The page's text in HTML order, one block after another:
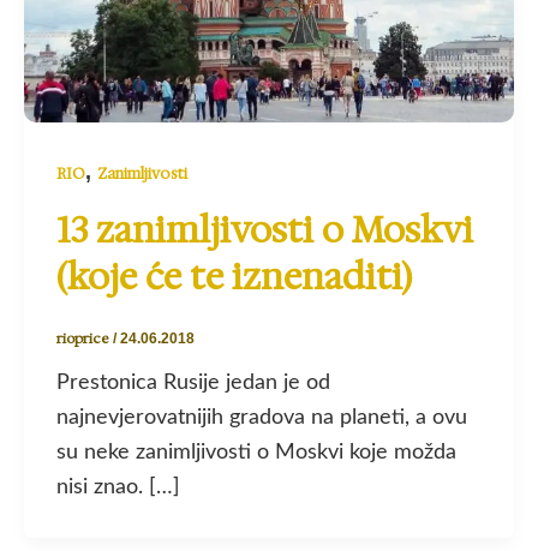
RIO, Zanimljivosti
13 zanimljivosti o Moskvi
(koje će te iznenaditi)
rioprice /24.06.2018
Prestonica Rusije jedan je od
najnevjerovatnijih gradova na planeti, a ovu
su neke zanimljivosti o Moskvi koje možda
nisi znao. […]